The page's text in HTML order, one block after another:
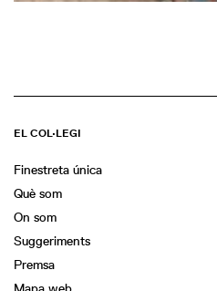
EL COL·LEGI
Finestreta única
Què som
On som
Suggeriments
Premsa